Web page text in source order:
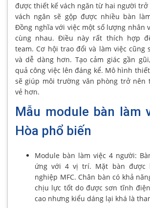
được thiết kế vách ngăn từ hai người trở
vách ngăn sẽ gộp được nhiều bàn
Đồng nghĩa với việc một số lượng nhân
cùng nhau. Điều này rất thích hợp
team. Cơ hội trao đổi và làm việc cũng
và dễ dàng hơn. Tạo cảm giác gần
quả công việc lên đáng kể. Mô hình
sẽ giúp môi trường văn phòng trở nên
vẻ hơn.
Mẫu module bàn làm
Hòa phổ biến
Module bàn làm việc 4 người:
ứng với 4 vị trí. Mặt bàn được
nghiệp MFC. Chân bàn có khả
chịu lực tốt do được sơn tĩnh
cao nhưng kiểu dáng lại khá là